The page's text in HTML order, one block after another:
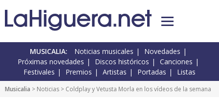
MUSICALIA: Noticias musicales
Novedades
Próximas novedades
Discos históricos
Canciones
Festivales
Premios Artistas Portadas Listas
Musicalia > Noticias > Coldplay y Vetusta Morla en los vídeos de la semana